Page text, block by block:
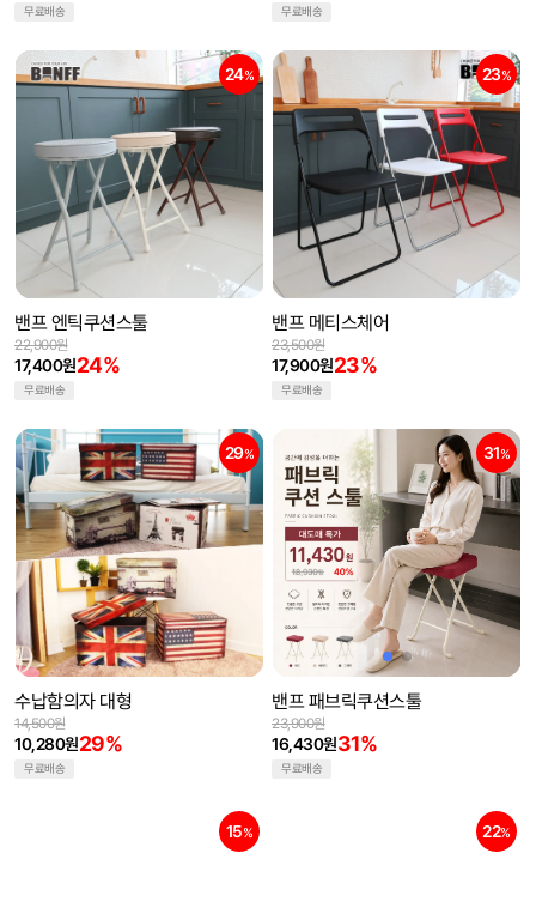
무료배송 무료배송
24%
밴프 엔틱쿠션스툴
17,400원24%
22,900원
무료배송
23%
밴프 메티스체어
17,900원23%
23,500원
무료배송
29%
수납함의자 대형
10,280원29%
14,500원
무료배송
31%
밴프 패브릭쿠션스툴
16,430원31%
23,900원
무료배송
15% 22%